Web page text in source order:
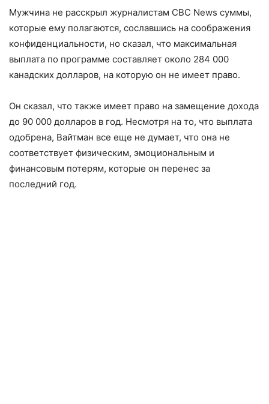
Мужчина не расскрыл журналистам CBC News суммы,
которые ему полагаются, сославшись на соображения
конфиденциальности, но сказал, что максимальная
выплата по программе составляет около 284 000
канадских долларов, на которую он не имеет право.
Он сказал, что также имеет право на замещение дохода
до 90 000 долларов в год. Несмотря на то, что выплата
одобрена, Вайтман все еще не думает, что она не
соответствует физическим, эмоциональным и
финансовым потерям, которые он перенес за
последний год.